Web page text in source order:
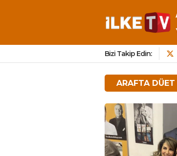
Bizi Takip Edin:
ARAFTA DÜET